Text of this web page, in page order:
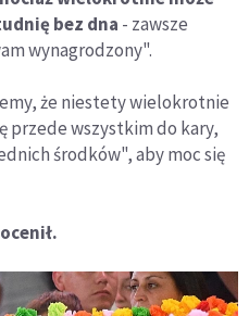
bez dna - zawsze
wynagrodzony".
że niestety wielokrotnie
przede wszystkim do kary,
środków", aby moc się